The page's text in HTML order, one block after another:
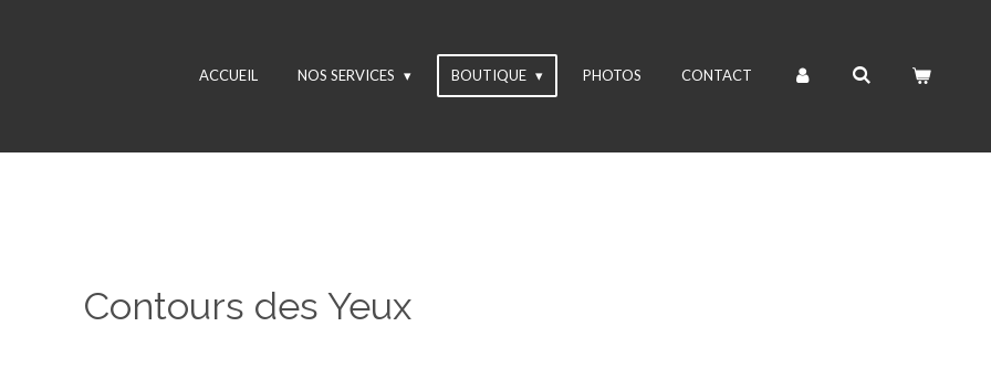
ACCUEIL NOS SERVICES BOUTIQUE PHOTOS CONTACT
Contours des Yeux